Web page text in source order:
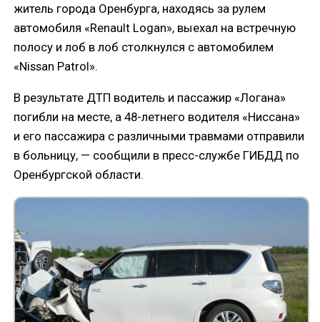
житель города Оренбурга, находясь за рулем
автомобиля «Renault Logan», выехал на встречную
полосу и лоб в лоб столкнулся с автомобилем
«Nissan Patrol».
В результате ДТП водитель и пассажир «Логана»
погибли на месте, а 48-летнего водителя «Ниссана»
и его пассажира с различными травмами отправили
в больницу, — сообщили в пресс-службе ГИБДД по
Оренбургской области.